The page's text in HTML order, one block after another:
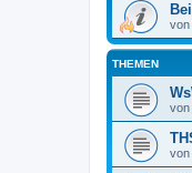
von
THEMEN
von
von